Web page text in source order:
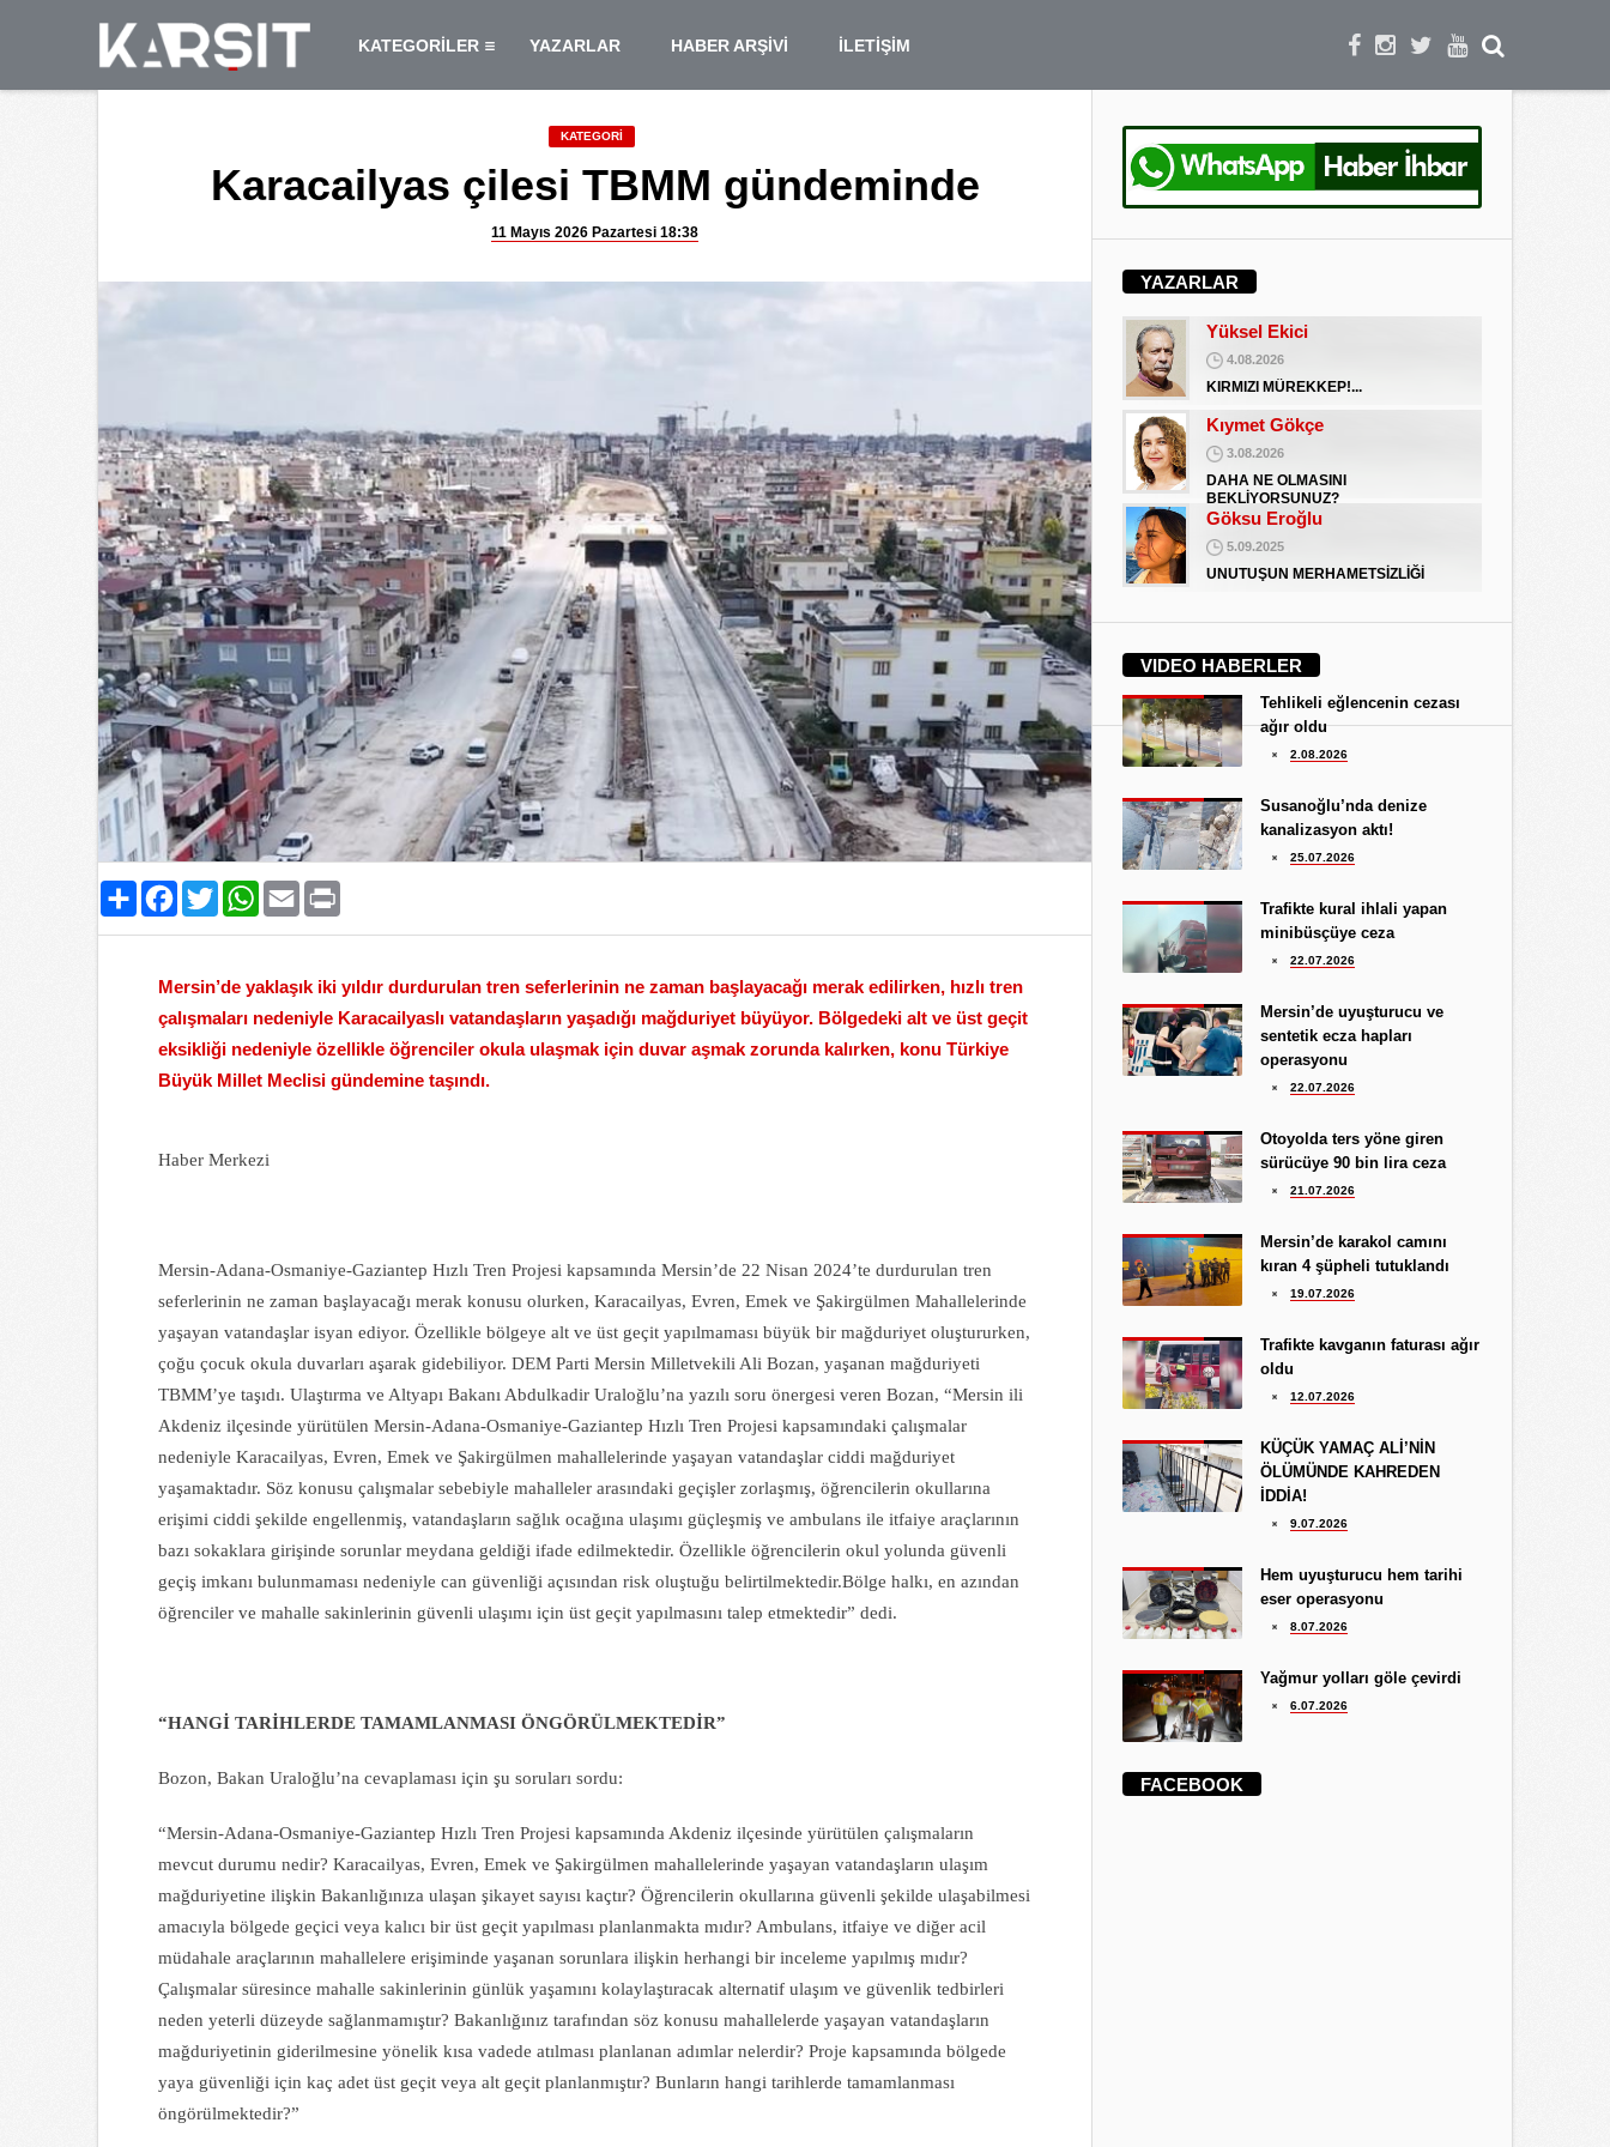
KATEGORİLER YAZARLAR HABER ARŞİVİ İLETİŞİM
KATEGORİ
Karacailyas çilesi TBMM gündeminde
11 Mayıs 2026 Pazartesi 18:38
PaylaşFacebook
TwitterWhatsApp
Email
Mersin’de yaklaşık iki yıldır durdurulan tren seferlerinin ne zaman başlayacağı merak edilirken, hızlı tren
çalışmaları nedeniyle Karacailyaslı vatandaşların yaşadığı mağduriyet büyüyor. Bölgedeki alt ve üst geçit
eksikliği nedeniyle özellikle öğrenciler okula ulaşmak için duvar aşmak zorunda kalırken, konu Türkiye
Büyük Millet Meclisi gündemine taşındı.
Haber Merkezi
Mersin-Adana-Osmaniye-Gaziantep Hızlı Tren Projesi kapsamında Mersin’de 22 Nisan 2024’te durdurulan tren
seferlerinin ne zaman başlayacağı merak konusu olurken, Karacailyas, Evren, Emek ve Şakirgülmen Mahallelerinde
yaşayan vatandaşlar isyan ediyor. Özellikle bölgeye alt ve üst geçit yapılmaması büyük bir mağduriyet oluştururken,
çoğu çocuk okula duvarları aşarak gidebiliyor. DEM Parti Mersin Milletvekili Ali Bozan, yaşanan mağduriyeti
TBMM’ye taşıdı. Ulaştırma ve Altyapı Bakanı Abdulkadir Uraloğlu’na yazılı soru önergesi veren Bozan, “Mersin ili
Akdeniz ilçesinde yürütülen Mersin-Adana-Osmaniye-Gaziantep Hızlı Tren Projesi kapsamındaki çalışmalar
nedeniyle Karacailyas, Evren, Emek ve Şakirgülmen mahallelerinde yaşayan vatandaşlar ciddi mağduriyet
yaşamaktadır. Söz konusu çalışmalar sebebiyle mahalleler arasındaki geçişler zorlaşmış, öğrencilerin okullarına
erişimi ciddi şekilde engellenmiş, vatandaşların sağlık ocağına ulaşımı güçleşmiş ve ambulans ile itfaiye araçlarının
bazı sokaklara girişinde sorunlar meydana geldiği ifade edilmektedir. Özellikle öğrencilerin okul yolunda güvenli
geçiş imkanı bulunmaması nedeniyle can güvenliği açısından risk oluştuğu belirtilmektedir.Bölge halkı, en azından
öğrenciler ve mahalle sakinlerinin güvenli ulaşımı için üst geçit yapılmasını talep etmektedir” dedi.
“HANGİ TARİHLERDE TAMAMLANMASI ÖNGÖRÜLMEKTEDİR”
Bozon, Bakan Uraloğlu’na cevaplaması için şu soruları sordu:
“Mersin-Adana-Osmaniye-Gaziantep Hızlı Tren Projesi kapsamında Akdeniz ilçesinde yürütülen çalışmaların
mevcut durumu nedir? Karacailyas, Evren, Emek ve Şakirgülmen mahallelerinde yaşayan vatandaşların ulaşım
mağduriyetine ilişkin Bakanlığınıza ulaşan şikayet sayısı kaçtır? Öğrencilerin okullarına güvenli şekilde ulaşabilmesi
amacıyla bölgede geçici veya kalıcı bir üst geçit yapılması planlanmakta mıdır? Ambulans, itfaiye ve diğer acil
müdahale araçlarının mahallelere erişiminde yaşanan sorunlara ilişkin herhangi bir inceleme yapılmış mıdır?
Çalışmalar süresince mahalle sakinlerinin günlük yaşamını kolaylaştıracak alternatif ulaşım ve güvenlik tedbirleri
neden yeterli düzeyde sağlanmamıştır? Bakanlığınız tarafından söz konusu mahallelerde yaşayan vatandaşların
mağduriyetinin giderilmesine yönelik kısa vadede atılması planlanan adımlar nelerdir? Proje kapsamında bölgede
yaya güvenliği için kaç adet üst geçit veya alt geçit planlanmıştır? Bunların hangi tarihlerde tamamlanması
öngörülmektedir?”
YAZARLAR
Hediye Eroğlu
3.08.2026
Koray Ünlü
BATSIN BU DÜNYA
Yüksel Ekici
4.08.2026
KIRMIZI MÜREKKEP!...
Kıymet Gökçe
3.08.2026
DAHA NE OLMASINI
BEKLİYORSUNUZ?
Göksu Eroğlu
5.09.2025
UNUTUŞUN MERHAMETSİZLİĞİ
İŞGALCİ GÖRÜNÜMLÜ HALK!
Koray Ünlü
10.09.2024
BATSIN BU DÜNYA
Yüksel Ekici
4.08.2026
KIRMIZI MÜREKKEP!...
3.08.2026
DAHA NE OLMASINI
BEKLİYORSUNUZ?
5.09.2025
UNUTUŞUN MERHAMETSİZLİĞİ
Hediye Eroğlu
İŞGALCİ GÖRÜNÜMLÜ HALK!
Koray Ünlü
10.09.2024
VIDEO HABERLER
Tehlikeli eğlencenin cezası
ağır oldu
2.08.2026
Susanoğlu’nda denize
kanalizasyon aktı!
25.07.2026
Trafikte kural ihlali yapan
minibüsçüye ceza
22.07.2026
Mersin’de uyuşturucu ve
sentetik ecza hapları
operasyonu
22.07.2026
Otoyolda ters yöne giren
sürücüye 90 bin lira ceza
21.07.2026
Mersin’de karakol camını
kıran 4 şüpheli tutuklandı
19.07.2026
Trafikte kavganın faturası ağır
oldu
12.07.2026
KÜÇÜK YAMAÇ ALİ’NİN
ÖLÜMÜNDE KAHREDEN
İDDİA!
9.07.2026
Hem uyuşturucu hem tarihi
eser operasyonu
8.07.2026
Yağmur yolları göle çevirdi
6.07.2026
FACEBOOK